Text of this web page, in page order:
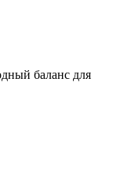
баланс для